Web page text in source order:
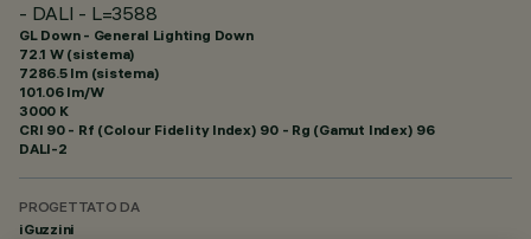
- DALI - L=3588
GL Down - General Lighting Down
72.1 W (sistema)
7286.5 lm (sistema)
101.06 lm/W
3000 K
CRI 90- Rf (Colour Fidelity Index) 90 - Rg (Gamut Index) 96
DALI-2
PROGETTATO DA
iGuzzini